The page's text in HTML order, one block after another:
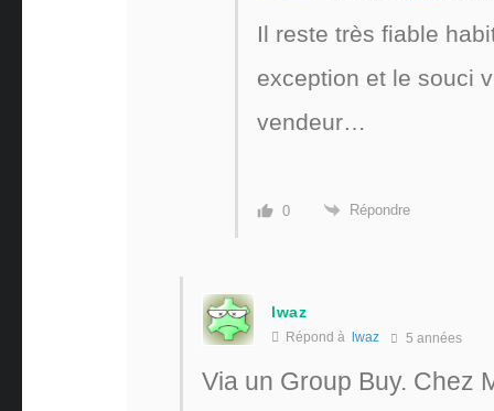
Il reste très fiable
exception et le souci
vendeur…
0 Répondre
lwaz
Répond à lwaz 5 années
Via un Group Buy. Chez